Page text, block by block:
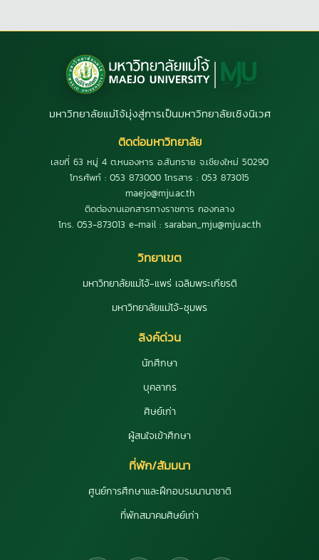
มหาวิทยาลัยแม่โจ้มุ่งสู่การเป็นมหาวิทยาลัยเชิงนิเวศ
ติดต่อมหาวิทยาลัย
เลขที่ 63 หมู่ 4 ต.หนองหาร อ.สันทราย จ.เชียงใหม่ 50290
โทรศัพท์ : 053 873000 โทรสาร : 053 873015
maejo@mju.ac.th
ติดต่องานเอกสารทางราชการ กองกลาง
โทร. 053-873013 e-mail : saraban_mju@mju.ac.th
วิทยาเขต
มหาวิทยาลัยแม่โจ้-แพร่ เฉลิมพระเกียรติ
มหาวิทยาลัยแม่โจ้-ชุมพร
ลิงค์ด่วน
นักศึกษา
บุคลากร
ศิษย์เก่า
ผู้สนใจเข้าศึกษา
ที่พัก/สัมมนา
ศูนย์การศึกษาและฝึกอบรมนานาชาติ
ที่พักสมาคมศิษย์เก่า